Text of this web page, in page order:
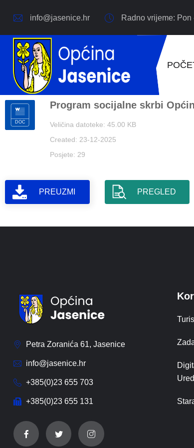
info@jasenice.hr Radno vrijeme:
Program socijalne skrbi
Veličina datoteke: 45.00 KB
Created: 23-12-2025
Posjete: 29
PREUZMI PREGLED
Petra Zoranića 61, Jasenice
info@jasenice.hr
+385(0)23 655 703
+385(0)23 655 131
Ured